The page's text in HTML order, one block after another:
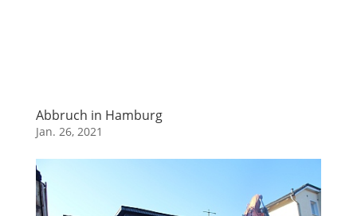
Abbruch in Hamburg
Jan. 26, 2021